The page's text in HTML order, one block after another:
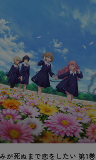
が死ぬまで恋をしたい 第1巻